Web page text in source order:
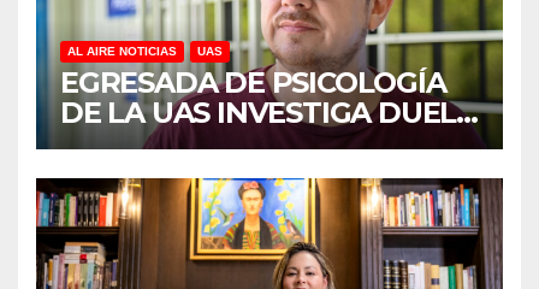
AL AIRE NOTICIAS UAS
EGRESADA DE PSICOLOGÍA
DE LA UAS INVESTIGA DUELO
ANTICIPADO Y SOBRECARGA
EN CUIDADORES DE
ADULTOS MAYORES